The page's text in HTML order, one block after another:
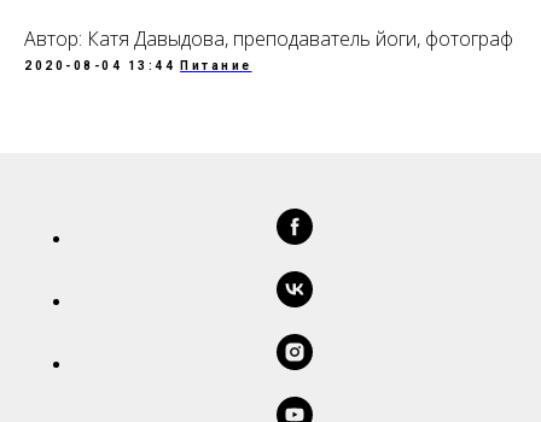
Автор: Катя Давыдова, преподаватель йоги, фотограф
2020-08-04 13:44 Питание